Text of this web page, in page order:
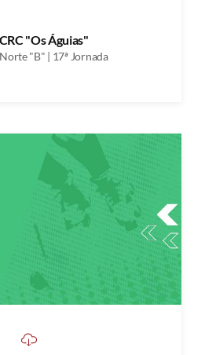
CRC "Os Águias"
"B" | 17ª Jornada